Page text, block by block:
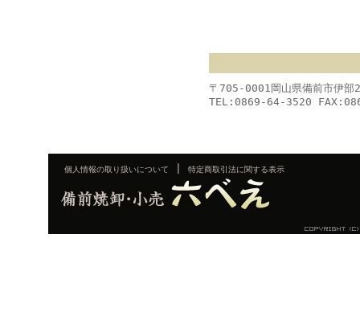
〒705-0001岡山県備前市伊
TEL:0869-64-3520
個人情報の取り扱いについて 特定商取引法に関する表示